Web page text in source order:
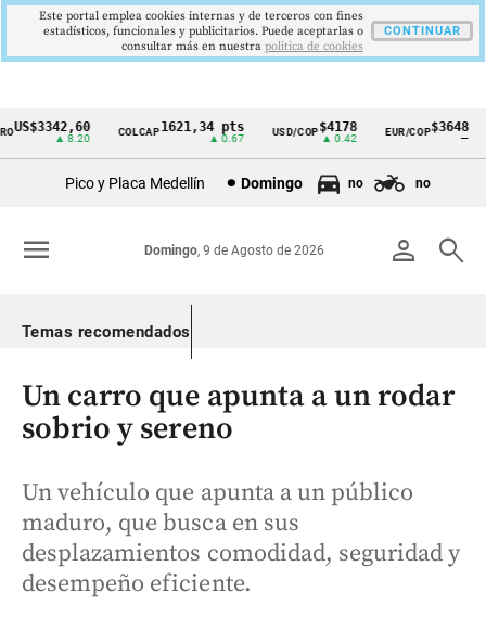
Cintillo
Colombia
▲ 8.20
COLCAP1621,34 pts
▲ 0.67
USD/COP$4178
▲ 0.42
EUR/COP$3648
Pico y Placa Medellín Domingo no no
person search
Domingo, 9 de Agosto de 2026
menu
Temas recomendados
Un carro que apunta a un rodar
sobrio y sereno
Un vehículo que apunta a un público
maduro, que busca en sus
desplazamientos comodidad, seguridad y
desempeño eficiente.
Este portal emplea cookies internas y de terceros con fines
estadísticos, funcionales y publicitarios. Puede aceptarlas o
consultar más en nuestra politica de cookies
CONTINUAR